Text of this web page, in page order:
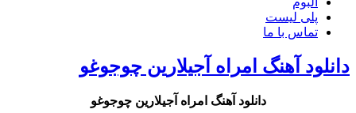
پلی لیست
تماس با ما
دانلود آهنگ امراه آجیلارین چوجوغو
دانلود آهنگ امراه آجیلارین چوجوغو